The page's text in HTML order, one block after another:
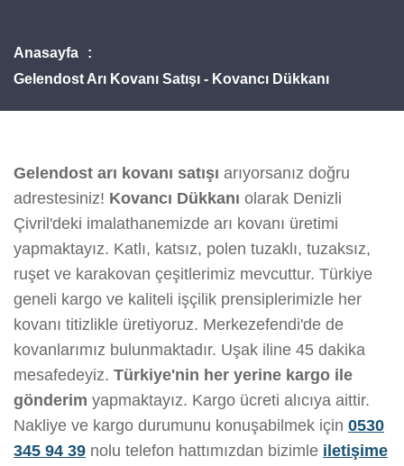
Anasayfa
Gelendost Arı Kovanı Satışı - Kovancı Dükkanı
Gelendost arı kovanı satışı arıyorsanız doğru
adrestesiniz! Kovancı Dükkanı olarak Denizli
Çivril'deki imalathanemizde arı kovanı üretimi
yapmaktayız. Katlı, katsız, polen tuzaklı, tuzaksız,
ruşet ve karakovan çeşitlerimiz mevcuttur. Türkiye
geneli kargo ve kaliteli işçilik prensiplerimizle her
kovanı titizlikle üretiyoruz. Merkezefendi'de de
kovanlarımız bulunmaktadır. Uşak iline 45 dakika
mesafedeyiz. Türkiye'nin her yerine kargo ile
gönderim yapmaktayız. Kargo ücreti alıcıya aittir.
Nakliye ve kargo durumunu konuşabilmek için 0530
345 94 39 nolu telefon hattımızdan bizimle iletişime